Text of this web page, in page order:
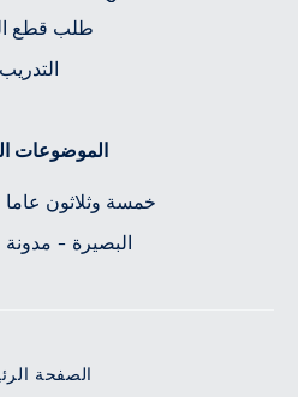
طلب قطع
التدريب
الموضوعات
خمسة وثلاثون
البصيرة - مدونة
الصفحة